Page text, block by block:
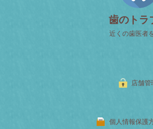
歯のトラ
近くの歯医者
店舗管
個人情報保護